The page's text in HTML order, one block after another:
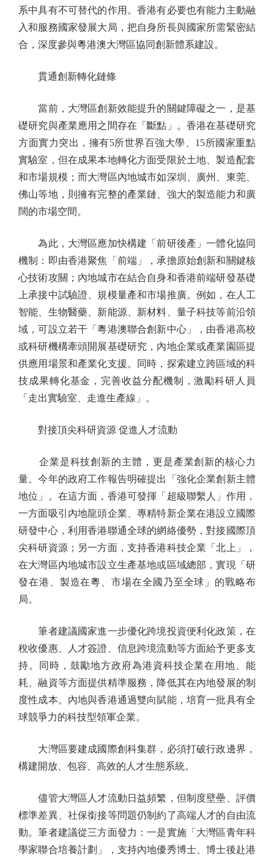
系中具有不可替代的作用。香港有必要也有能力主動融
入和服務國家發展大局，把自身所長與國家所需緊密結
合，深度參與粵港澳大灣區協同創新體系建設。
貫通創新轉化鏈條
當前，大灣區創新效能提升的關鍵障礙之一，是基
礎研究與產業應用之間存在「斷點」。香港在基礎研究
方面實力突出，擁有5所世界百強大學、15所國家重點
實驗室，但在成果本地轉化方面受限於土地、製造配套
和市場規模；而大灣區內地城市如深圳、廣州、東莞、
佛山等地，則擁有完整的產業鏈、強大的製造能力和廣
闊的市場空間。
為此，大灣區應加快構建「前研後產」一體化協同
機制：即由香港聚焦「前端」，承擔原始創新和關鍵核
心技術攻關；內地城市在結合自身和香港前端研發基礎
上承接中試驗證、規模量產和市場推廣。例如，在人工
智能、生物醫藥、新能源、新材料、量子科技等前沿領
域，可設立若干「粵港澳聯合創新中心」，由香港高校
或科研機構牽頭開展基礎研究，內地企業或產業園區提
供應用場景和產業化支援。同時，探索建立跨區域的科
技成果轉化基金，完善收益分配機制，激勵科研人員
「走出實驗室、走進生產線」。
對接頂尖科研資源 促進人才流動
企業是科技創新的主體，更是產業創新的核心力
量。今年的政府工作報告明確提出「強化企業創新主體
地位」。在這方面，香港可發揮「超級聯繫人」作用，
一方面吸引內地龍頭企業、專精特新企業在港設立國際
研發中心，利用香港聯通全球的網絡優勢，對接國際頂
尖科研資源；另一方面，支持香港科技企業「北上」，
在大灣區內地城市設立生產基地或區域總部，實現「研
發在港、製造在粵、市場在全國乃至全球」的戰略布
局。
筆者建議國家進一步優化跨境投資便利化政策，在
稅收優惠、人才簽證、信息跨境流動等方面給予更多支
持。同時，鼓勵地方政府為港資科技企業在用地、能
耗、融資等方面提供精準服務，降低其在內地發展的制
度性成本。內地與香港通過雙向賦能，培育一批具有全
球競爭力的科技型領軍企業。
大灣區要建成國際創科集群，必須打破行政邊界，
構建開放、包容、高效的人才生態系統。
儘管大灣區人才流動日益頻繁，但制度壁壘、評價
標準差異、社保銜接等問題仍制約了高端人才的自由流
動。筆者建議從三方面發力：一是實施「大灣區青年科
學家聯合培養計劃」，支持內地優秀博士、博士後赴港